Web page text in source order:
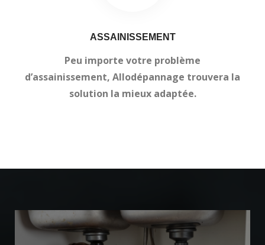
ASSAINISSEMENT
Peu importe votre problème
d’assainissement, Allodépannage trouvera la
solution la mieux adaptée.